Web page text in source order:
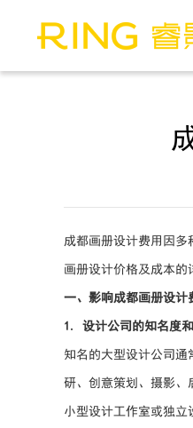
成都画册设计费用因
画册设计价格及成本的
一、影响成都画册设计
1. 设计公司的知名度和
知名的大型设计公司通
研、创意策划、摄影、
小型设计工作室或独立